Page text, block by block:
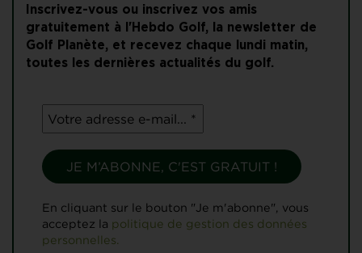
Inscrivez-vous ou inscrivez vos amis
gratuitement à l'Hebdo Golf, la newsletter de
Golf Planète, et recevez chaque lundi matin,
toutes les dernières actualités du golf.
En cliquant sur le bouton "Je m'abonne", vous
acceptez la politique de gestion des données
personnelles.